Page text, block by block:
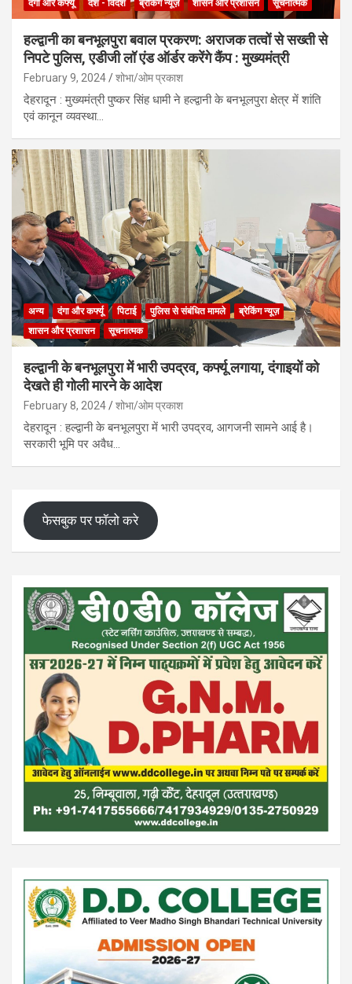
दंगा और कर्फ्यू देश - विदेश ब्रेकिंग न्यूज़ शासन और प्रशासन सूचनात्मक
हल्द्वानी का बनभूलपुरा बवाल प्रकरण: अराजक तत्वों से सख्ती से
निपटे पुलिस, एडीजी लॉ एंड ऑर्डर करेंगे कैंप : मुख्यमंत्री
February 9, 2024 शोभा/ओम प्रकाश
देहरादून : मुख्यमंत्री पुष्कर सिंह धामी ने हल्द्वानी के बनभूलपुरा क्षेत्र में शांति
एवं कानून व्यवस्था…
अन्य दंगा और कर्फ्यू पिटाई पुलिस से संबंधित मामले
ब्रेकिंग न्यूज़
शासन और प्रशासन
सूचनात्मक
हल्द्वानी के बनभूलपुरा में भारी उपद्रव, कर्फ्यू लगाया, दंगाइयों को
देखते ही गोली मारने के आदेश
February 8, 2024 शोभा/ओम प्रकाश
देहरादून : हल्द्वानी के बनभूलपुरा में भारी उपद्रव, आगजनी सामने आई है।
सरकारी भूमि पर अवैध…
फेसबुक पर फॉलो करे